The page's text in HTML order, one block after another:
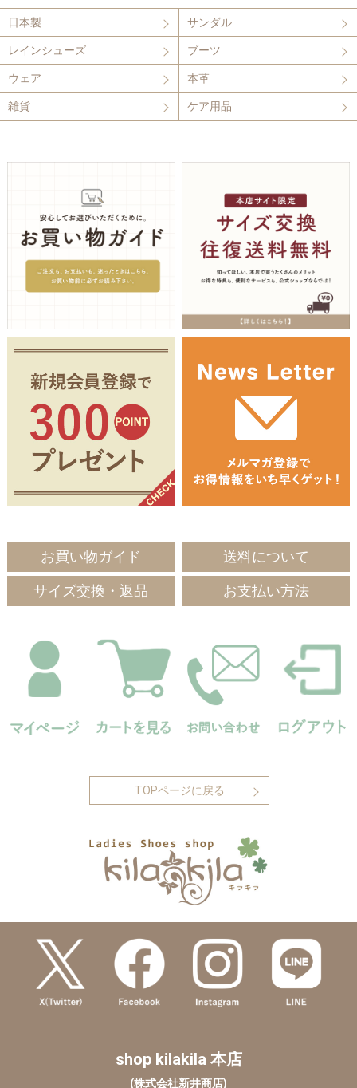
日本製 サンダル
レインシューズ ブーツ
ウェア 本革
雑貨 ケア用品
お買い物ガイド 送料について
サイズ交換・返品 お支払い方法
TOPページに戻る
shop kilakila 本店
(株式会社新井商店)